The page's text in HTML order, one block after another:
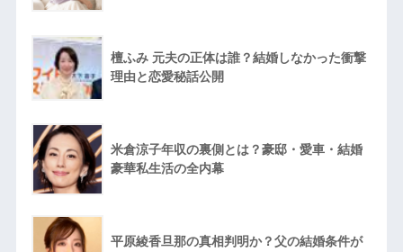
檀ふみ 元夫の正体は誰？結婚しなかった衝撃
理由と恋愛秘話公開
米倉涼子年収の裏側とは？豪邸・愛車・結婚
豪華私生活の全内幕
平原綾香旦那の真相判明か？父の結婚条件が